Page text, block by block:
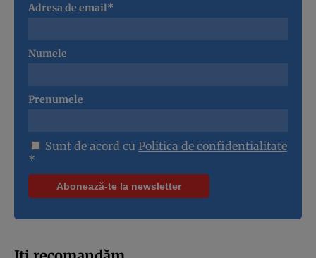
Adresa de email*
Numele
Prenumele
Sunt de acord cu Politica de confidentialitate
*